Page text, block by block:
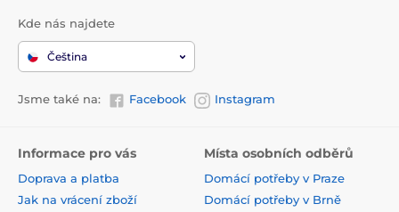
Kde nás najdete
Čeština
Jsme také na: Facebook Instagram
Informace pro vás
Doprava a platba
Jak na vrácení zboží
Místa osobních odběrů
Domácí potřeby v Praze
Domácí potřeby v Brně